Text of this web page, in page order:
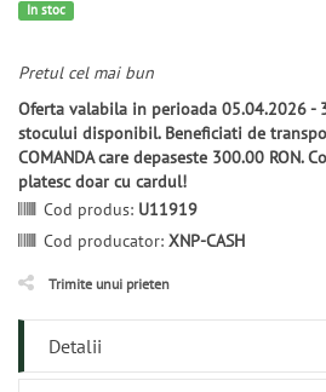
In stoc
Pretul cel mai bun
Oferta valabila in perioada 05.04.2026 -
stocului disponibil. Beneficiati de
COMANDA care depaseste 300.00 RON.
platesc doar cu cardul!
Cod produs: U11919
Cod producator: XNP-CASH
Trimite unui prieten
Detalii